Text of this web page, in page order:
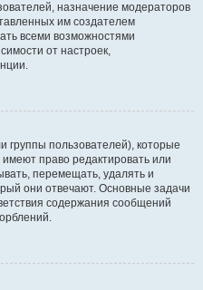
назначение модераторов
им создателем
всеми возможностями
от настроек,
группы пользователей), которые
право редактировать или
перемещать, удалять и
они отвечают. Основные задачи
содержания сообщений